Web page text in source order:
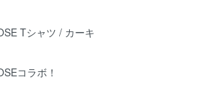
Tシャツ / カーキ
コラボ！